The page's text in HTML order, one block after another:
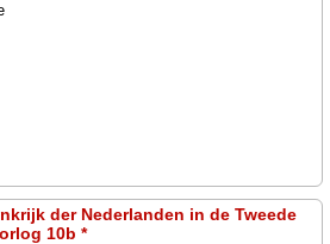
der Nederlanden in de Tweede
10b *